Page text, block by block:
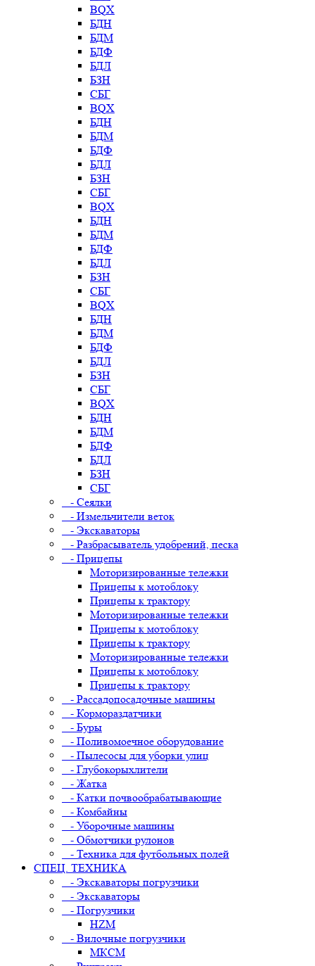
BQX
БДН
БДМ
БДФ
БДЛ
БЗН
СБГ
BQX
БДН
БДМ
БДФ
БДЛ
БЗН
СБГ
BQX
БДН
БДМ
БДФ
БДЛ
БЗН
СБГ
BQX
БДН
БДМ
БДФ
БДЛ
БЗН
СБГ
BQX
БДН
БДМ
БДФ
БДЛ
БЗН
СБГ
- Сеялки
- Измельчители веток
- Экскаваторы
- Разбрасыватель удобрений, песка
- Прицепы
Моторизированные тележки
Прицепы к мотоблоку
Прицепы к трактору
Моторизированные тележки
Прицепы к мотоблоку
Прицепы к трактору
Моторизированные тележки
Прицепы к мотоблоку
Прицепы к трактору
- Рассадопосадочные машины
- Кормораздатчики
- Буры
- Поливомоечное оборудование
- Пылесосы для уборки улиц
- Глубокорыхлители
- Жатка
- Катки почвообрабатывающие
- Комбайны
- Уборочные машины
- Обмотчики рулонов
- Техника для футбольных полей
СПЕЦ. ТЕХНИКА
- Экскаваторы погрузчики
- Экскаваторы
- Погрузчики
HZM
- Вилочные погрузчики
МКСМ